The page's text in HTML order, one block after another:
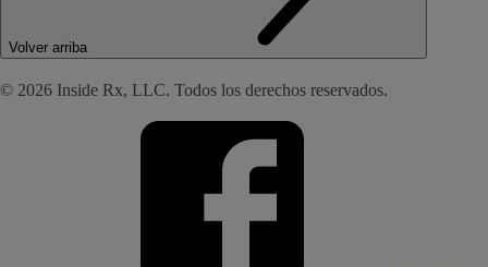
Volver arriba
© 2026 Inside Rx, LLC. Todos los derechos reservados.